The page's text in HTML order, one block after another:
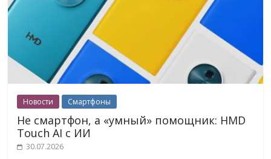
Новости Смартфоны
Не смартфон, а «умный» помощник: HMD
Touch AI с ИИ
30.07.2026